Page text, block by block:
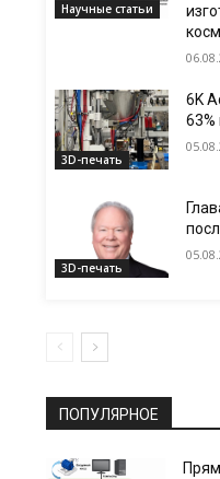
Научные статьи
3D-печать
6K
3D-печать
ПОПУЛЯРНОЕ